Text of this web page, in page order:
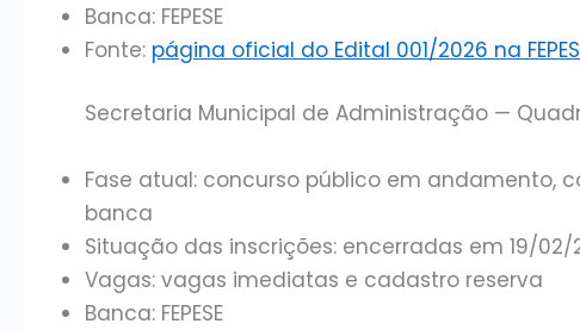
Banca: FEPESE
Fonte: página oficial do Edital 001/2026 na
Secretaria Municipal de Administração —
Fase atual: concurso público em andamento,
banca
Situação das inscrições: encerradas em 19/02/
Vagas: vagas imediatas e cadastro reserva
Banca: FEPESE